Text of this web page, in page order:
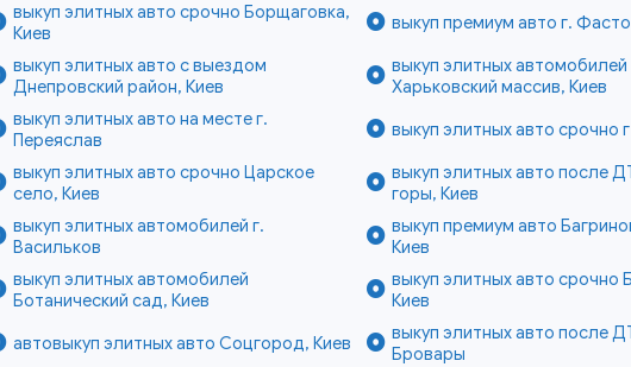
выкуп элитных авто срочно Борщаговка,
Киев
выкуп премиум авто г.
выкуп элитных авто с выездом
Днепровский район, Киев
выкуп элитных автомобилей
Харьковский массив, Киев
выкуп элитных авто на месте г.
Переяслав
выкуп элитных авто срочно
выкуп элитных авто срочно Царское
село, Киев
выкуп элитных авто после
горы, Киев
выкуп элитных автомобилей г.
Васильков
выкуп премиум авто
Киев
выкуп элитных автомобилей
Ботанический сад, Киев
выкуп элитных авто срочно
Киев
автовыкуп элитных авто Соцгород, Киев
выкуп элитных авто после
Бровары